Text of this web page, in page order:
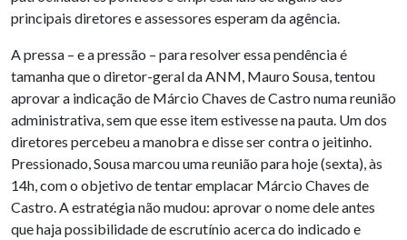
principais diretores e assessores esperam da agência.
A pressa – e a pressão – para resolver essa pendência é
tamanha que o diretor-geral da ANM, Mauro Sousa, tentou
aprovar a indicação de Márcio Chaves de Castro numa reunião
administrativa, sem que esse item estivesse na pauta. Um dos
diretores percebeu a manobra e disse ser contra o jeitinho.
Pressionado, Sousa marcou uma reunião para hoje (sexta), às
14h, com o objetivo de tentar emplacar Márcio Chaves de
Castro. A estratégia não mudou: aprovar o nome dele antes
que haja possibilidade de escrutínio acerca do indicado e